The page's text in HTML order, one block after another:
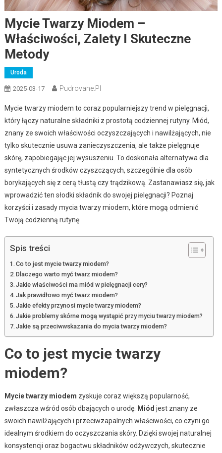
Mycie Twarzy Miodem –
Właściwości, Zalety I Skuteczne
Metody
Uroda
2025-03-17 Pudrovane.pl
Mycie twarzy miodem to coraz popularniejszy trend w pielęgnacji,
który łączy naturalne składniki z prostotą codziennej rutyny. Miód,
znany ze swoich właściwości oczyszczających i nawilżających, nie
tylko skutecznie usuwa zanieczyszczenia, ale także pielęgnuje
skórę, zapobiegając jej wysuszeniu. To doskonała alternatywa dla
syntetycznych środków czyszczących, szczególnie dla osób
borykających się z cerą tłustą czy trądzikową. Zastanawiasz się, jak
wprowadzić ten słodki składnik do swojej pielęgnacji? Poznaj
korzyści i zasady mycia twarzy miodem, które mogą odmienić
Twoją codzienną rutynę.
Spis treści
Co to jest mycie twarzy miodem?
Dlaczego warto myć twarz miodem?
Jakie właściwości ma miód w pielęgnacji cery?
Jak prawidłowo myć twarz miodem?
Jakie efekty przynosi mycie twarzy miodem?
Jakie problemy skórne mogą wystąpić przy myciu twarzy miodem?
Jakie są przeciwwskazania do mycia twarzy miodem?
Co to jest mycie twarzy
miodem?
Mycie twarzy miodem zyskuje coraz większą popularność,
zwłaszcza wśród osób dbających o urodę. Miód jest znany ze
swoich nawilżających i przeciwzapalnych właściwości, co czyni go
idealnym środkiem do oczyszczania skóry. Dzięki swojej naturalnej
konsystencji oraz bogactwu składników odżywczych, skutecznie